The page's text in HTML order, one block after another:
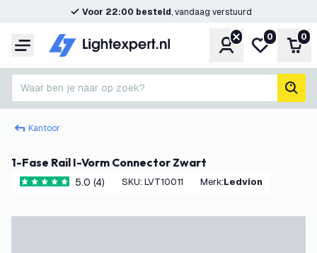
Voor 22:00 besteld, vandaag verstuurd
Menu Account
Mijn
0 0
Waar ben je naar op zoek?
Kantoor
1-Fase Rail I-Vorm Connector Zwart
5 score sterren5.0 (4) SKU: LVT10011 Merk: Ledvion